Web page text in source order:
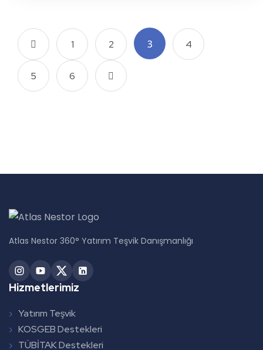
1 2 3 4
5 6
Atlas Nestor 360° Yatırım Teşvik Danışmanlığı
Hizmetlerimiz
Yatırım Teşvik
KOSGEB Destekleri
TÜBİTAK Destekleri